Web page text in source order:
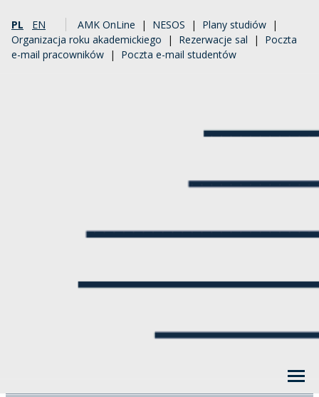
PL EN AMK OnLine | NESOS | Plany studiów |
Organizacja roku akademickiego | Rezerwacje sal | Poczta
e-mail pracowników | Poczta e-mail studentów